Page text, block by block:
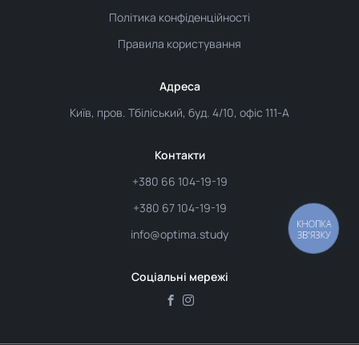
Політика конфіденційності
Правила користування
Адреса
Київ, пров. Тбіліський, буд. 4/10, офіс 111-А
Контакти
+380 66 104-19-19
+380 67 104-19-19
info@optima.study
Соціальні мережі
КНОПКА
ЗВ'ЯЗКУ